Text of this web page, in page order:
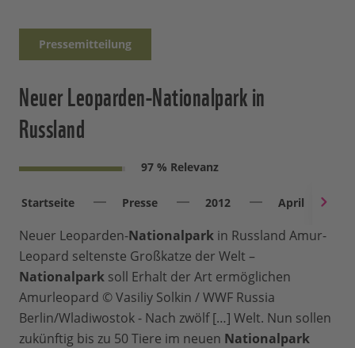
Pressemitteilung
Neuer Leoparden-Nationalpark in
Russland
97 % Relevanz
Startseite Presse 2012 April
Neuer Leoparden-Nationalpark in Russland Amur-
Leopard seltenste Großkatze der Welt –
Nationalpark soll Erhalt der Art ermöglichen
Amurleopard © Vasiliy Solkin / WWF Russia
Berlin/Wladiwostok - Nach zwölf […] Welt. Nun sollen
zukünftig bis zu 50 Tiere im neuen Nationalpark